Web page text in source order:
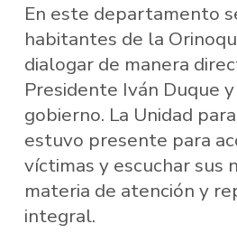
En este departamento
habitantes de la
dialogar de manera
Presidente Iván Duque
gobierno. La Unidad
estuvo presente para
víctimas y escuchar sus
materia de atención y
integral.